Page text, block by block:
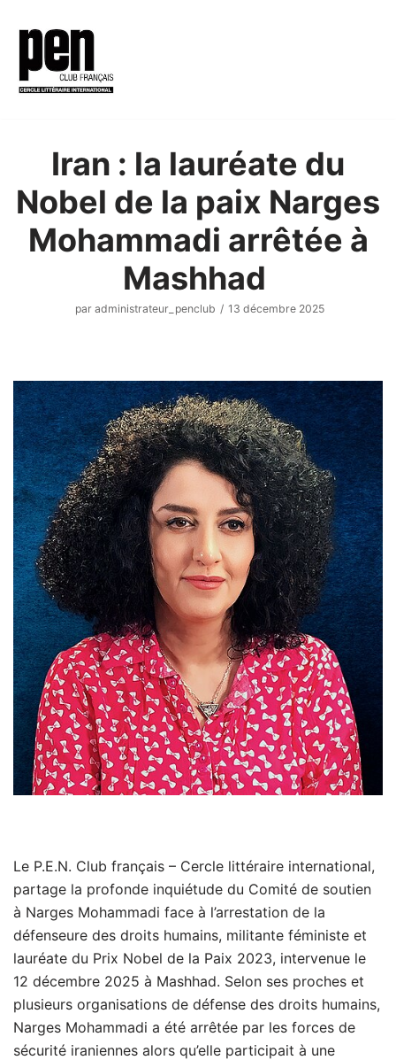
au
contenu
Iran : la lauréate du
Nobel de la paix Narges
Mohammadi arrêtée à
Mashhad
par administrateur_penclub 13 décembre 2025
Le P.E.N. Club français – Cercle littéraire international,
partage la profonde inquiétude du Comité de soutien
à Narges Mohammadi face à l’arrestation de la
défenseure des droits humains, militante féministe et
lauréate du Prix Nobel de la Paix 2023, intervenue le
12 décembre 2025 à Mashhad. Selon ses proches et
plusieurs organisations de défense des droits humains,
Narges Mohammadi a été arrêtée par les forces de
sécurité iraniennes alors qu’elle participait à une